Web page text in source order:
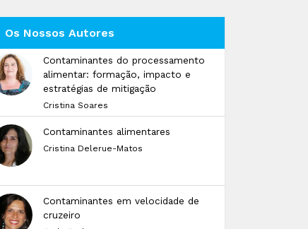
Os Nossos Autores
Contaminantes do processamento
alimentar: formação, impacto e
estratégias de mitigação
Cristina Soares
Contaminantes alimentares
Cristina Delerue-Matos
Contaminantes em velocidade de
cruzeiro